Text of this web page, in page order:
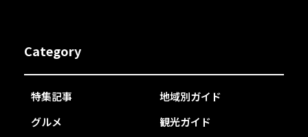
Category
特集記事
地域別ガイド
グルメ
観光ガイド